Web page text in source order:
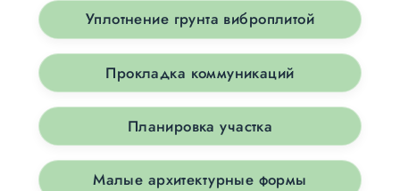
Уплотнение грунта виброплитой
Прокладка коммуникаций
Планировка участка
Малые архитектурные формы